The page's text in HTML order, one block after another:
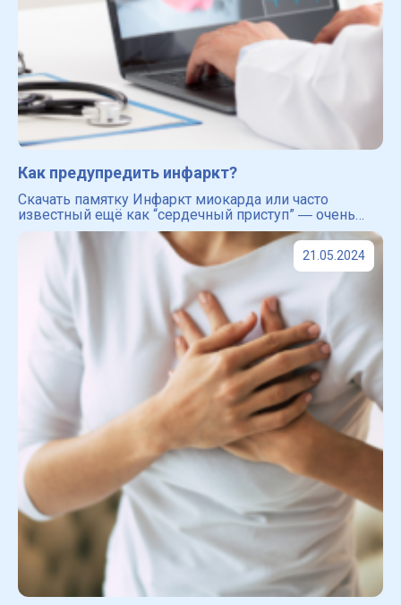
Как предупредить инфаркт?
Скачать памятку Инфаркт миокарда или часто
известный ещё как “сердечный приступ” ― очень
опасное заболевание сердечно-сосудистой системы.
Именно инфаркт входит в ведущие причины смерти
21.05.2024